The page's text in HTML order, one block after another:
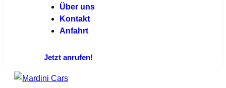
Über uns
Kontakt
Anfahrt
Jetzt anrufen!